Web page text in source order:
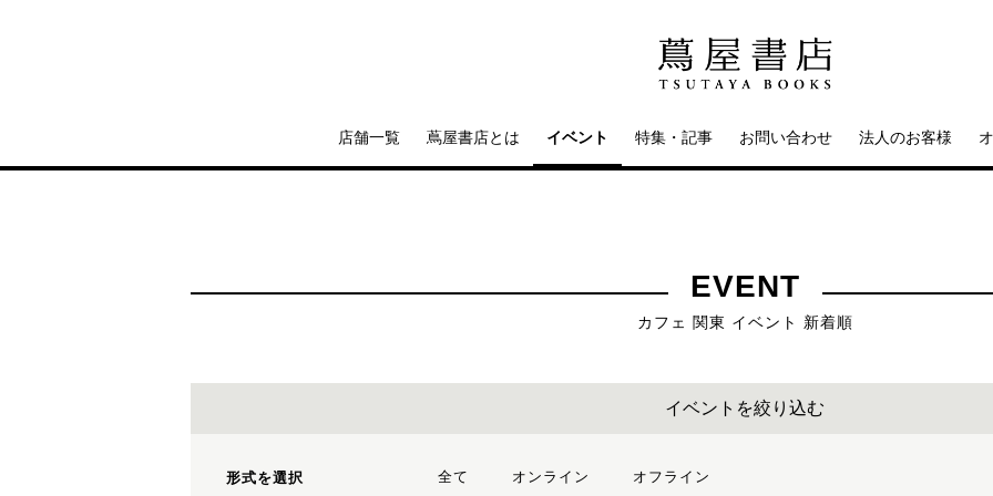
店舗一覧 蔦屋書店とは イベント 特集・記事 お問い合わせ 法人のお客様
EVENT
カフェ 関東 イベント 新着順
イベントを絞り込む
形式を選択 全て オンライン オフライン